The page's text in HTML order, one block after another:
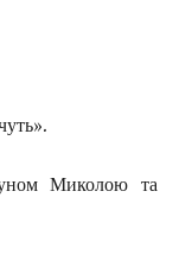
Миколою та